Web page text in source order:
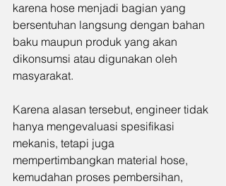
karena hose menjadi bagian yang
bersentuhan langsung dengan bahan
baku maupun produk yang akan
dikonsumsi atau digunakan oleh
masyarakat.
Karena alasan tersebut, engineer tidak
hanya mengevaluasi spesifikasi
mekanis, tetapi juga
mempertimbangkan material hose,
kemudahan proses pembersihan,